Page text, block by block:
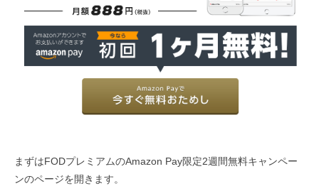
まずはFODプレミアムのAmazon Pay限定2週間無料キャンペー
ンのページを開きます。